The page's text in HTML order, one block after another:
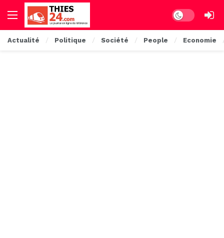
Dark mode
Actualité Politique Société People Economie